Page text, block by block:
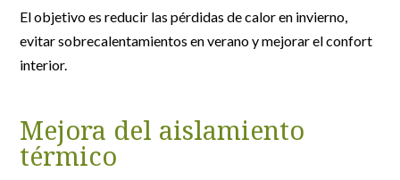
El objetivo es reducir las pérdidas de calor en invierno,
evitar sobrecalentamientos en verano y mejorar el confort
interior.
Mejora del aislamiento
térmico